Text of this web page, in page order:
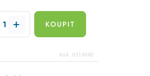
Kód:0215082